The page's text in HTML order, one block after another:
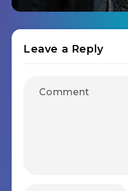
Leave a Reply